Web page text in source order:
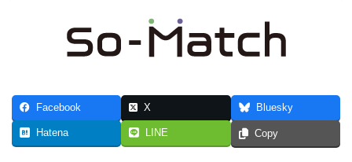
Facebook X Bluesky
Hatena LINE Copy